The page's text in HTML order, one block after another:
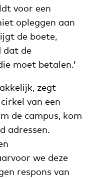
voor een
opleggen aan
de boete,
dat de
moet betalen.’
zegt
van een
de campus, kom
adressen.
we deze
respons van